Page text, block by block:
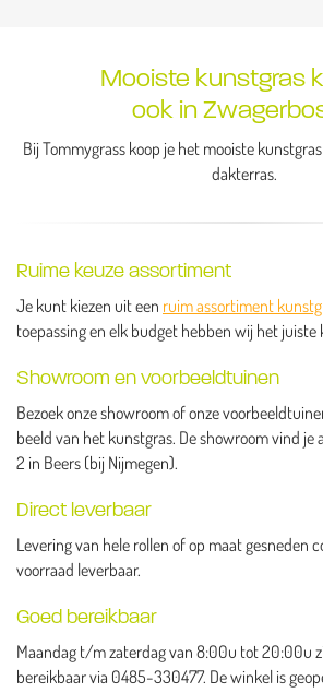
Mooiste kunstgras
ook in
Bij Tommygrass koop je het mooiste
dakterras.
Ruime keuze assortiment
Je kunt kiezen uit een ruim assortiment
toepassing en elk budget hebben wij het juiste
Showroom en voorbeeldtuinen
Bezoek onze showroom of onze
beeld van het kunstgras. De showroom vind je
2 in Beers (bij Nijmegen).
Direct leverbaar
Levering van hele rollen of op maat gesneden
voorraad leverbaar.
Goed bereikbaar
Maandag t/m zaterdag van 8:00u tot 20:00u
bereikbaar via 0485-330477. De winkel is